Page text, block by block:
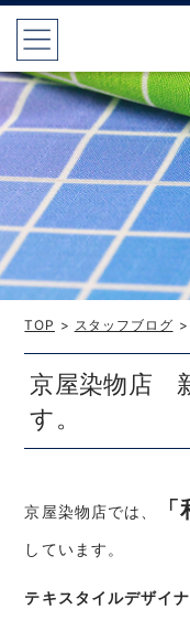
TOP > スタッフブログ
京屋染物店
す。
京屋染物店では、 「
しています。
テキスタイルデザイ